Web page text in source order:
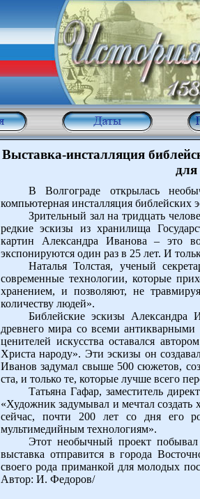
Выставка-инсталляция
для
В Волгограде открылась
компьютерная инсталляция библейских
Зрительный зал на тридцать
редкие эскизы из хранилища
картин Александра Иванова – это
экспонируются один раз в 25 лет. И
Наталья Толстая, ученый
современные технологии, которые
хранением, и позволяют, не
количеству людей».
Библейские эскизы
древнего мира со всеми
ценителей искусства оставался
Христа народу». Эти эскизы он
Иванов задумал свыше 500 сюжетов,
ста, и только те, которые лучше всего
Татьяна Гафар, заместитель
«Художник задумывал и мечтал создать
сейчас, почти 200 лет со дня его
мультимедийным технологиям».
Этот необычный проект
выставка отправится в города
своего рода приманкой для молодых
Автор: И. Федоров/